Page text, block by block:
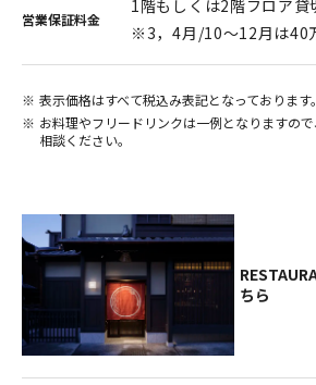
営業保証料金
1階もしくは2階フロ
※3，4月/10～12月は40
表示価格はすべて税込み表記となっております。
お料理やフリードリンクは一例となりますの
相談ください。
ちら